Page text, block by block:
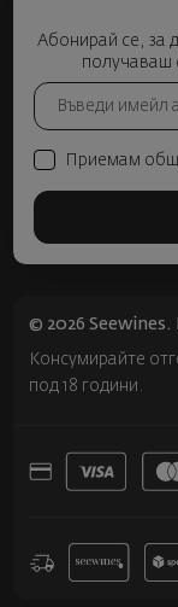
Абонирай се, за
получаваш
Приемам
© 2026 Seewines.
Консумирайте
под 18 години.